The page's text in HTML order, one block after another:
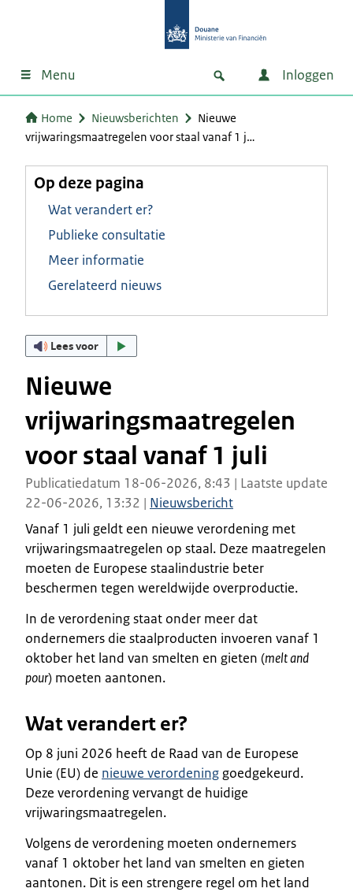
Menu Inloggen
Home Nieuwsberichten
Nieuwe
vrijwaringsmaatregelen voor staal vanaf 1 j…
Op deze pagina
Wat verandert er?
Publieke consultatie
Meer informatie
Gerelateerd nieuws
Lees voor
Nieuwe
vrijwaringsmaatregelen
voor staal vanaf 1 juli
Publicatiedatum 18-06-2026, 8:43 | Laatste update
22-06-2026, 13:32 | Nieuwsbericht
Vanaf 1 juli geldt een nieuwe verordening met
vrijwaringsmaatregelen op staal. Deze maatregelen
moeten de Europese staalindustrie beter
beschermen tegen wereldwijde overproductie.
In de verordening staat onder meer dat
ondernemers die staalproducten invoeren vanaf 1
oktober het land van smelten en gieten (melt and
pour) moeten aantonen.
Wat verandert er?
Op 8 juni 2026 heeft de Raad van de Europese
Unie (EU) de nieuwe verordening goedgekeurd.
Deze verordening vervangt de huidige
vrijwaringsmaatregelen.
Volgens de verordening moeten ondernemers
vanaf 1 oktober het land van smelten en gieten
aantonen. Dit is een strengere regel om het land